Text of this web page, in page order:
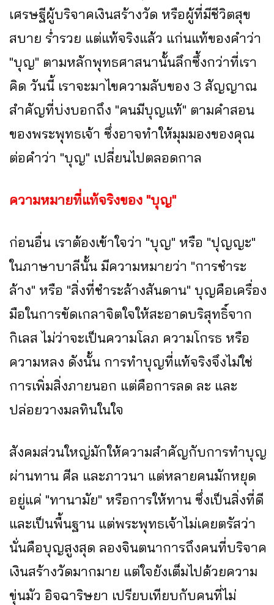
เศรษฐีผู้บริจาคเงินสร้างวัด หรือผู้ที่มีชีวิตสุข
สบาย ร่ำรวย แต่แท้จริงแล้ว แก่นแท้ของคำว่า
"บุญ" ตามหลักพุทธศาสนานั้นลึกซึ้งกว่าที่เรา
คิด วันนี้ เราจะมาไขความลับของ 3 สัญญาณ
สำคัญที่บ่งบอกถึง "คนมีบุญแท้" ตามคำสอน
ของพระพุทธเจ้า ซึ่งอาจทำให้มุมมองของคุณ
ต่อคำว่า "บุญ" เปลี่ยนไปตลอดกาล
ความหมายที่แท้จริงของ "บุญ"
ก่อนอื่น เราต้องเข้าใจว่า "บุญ" หรือ "ปุญญะ"
ในภาษาบาลีนั้น มีความหมายว่า "การชำระ
ล้าง" หรือ "สิ่งที่ชำระล้างสันดาน" บุญคือเครื่อง
มือในการขัดเกลาจิตใจให้สะอาดบริสุทธิ์จาก
กิเลส ไม่ว่าจะเป็นความโลภ ความโกรธ หรือ
ความหลง ดังนั้น การทำบุญที่แท้จริงจึงไม่ใช่
การเพิ่มสิ่งภายนอก แต่คือการลด ละ และ
ปล่อยวางมลทินในใจ
สังคมส่วนใหญ่มักให้ความสำคัญกับการทำบุญ
ผ่านทาน ศีล และภาวนา แต่หลายคนมักหยุด
อยู่แค่ "ทานามัย" หรือการให้ทาน ซึ่งเป็นสิ่งที่ดี
และเป็นพื้นฐาน แต่พระพุทธเจ้าไม่เคยตรัสว่า
นั่นคือบุญสูงสุด ลองจินตนาการถึงคนที่บริจาค
เงินสร้างวัดมากมาย แต่ใจยังเต็มไปด้วยความ
ขุ่นมัว อิจฉาริษยา เปรียบเทียบกับคนที่ไม่